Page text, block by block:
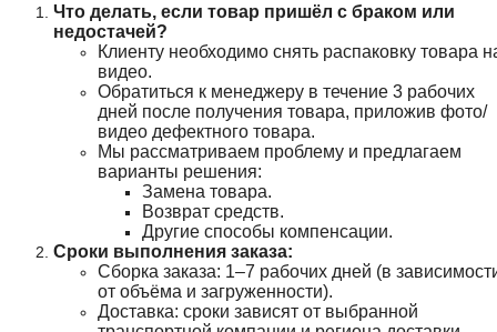
Что делать, если товар пришёл с браком или
недостачей?
Клиенту необходимо снять распаковку товара
видео.
Обратиться к менеджеру в течение 3 рабочих
дней после получения товара, приложив фото/
видео дефектного товара.
Мы рассматриваем проблему и предлагаем
варианты решения:
Замена товара.
Возврат средств.
Другие способы компенсации.
Сроки выполнения заказа:
Сборка заказа: 1–7 рабочих дней (в
от объёма и загруженности).
Доставка: сроки зависят от выбранной